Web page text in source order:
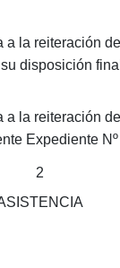
la reiteración
disposición
la reiteración
Expediente
2